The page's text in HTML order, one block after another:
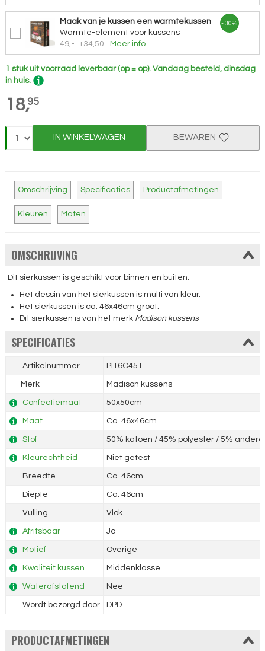
Maak van je kussen een warmtekussen
Warmte-element voor kussens
49,- +34,50 Meer info
- 30%
1 stuk uit voorraad leverbaar (op = op). Vandaag besteld, dinsdag
in huis.
18,95
IN WINKELWAGEN BEWAREN
Omschrijving Specificaties Productafmetingen
Kleuren Maten
OMSCHRIJVING
Dit sierkussen is geschikt voor binnen en buiten.
Het dessin van het sierkussen is multi van kleur.
Het sierkussen is ca. 46x46cm groot.
Dit sierkussen is van het merk Madison kussens
SPECIFICATIES
Artikelnummer PI16C451
Merk Madison kussens
Confectiemaat 50x50cm
Maat Ca. 46x46cm
Stof 50% katoen / 45% polyester / 5%
Kleurechtheid Niet getest
Breedte Ca. 46cm
Diepte Ca. 46cm
Vulling Vlok
Afritsbaar Ja
Motief Overige
Kwaliteit kussen Middenklasse
Waterafstotend Nee
Wordt bezorgd door DPD
PRODUCTAFMETINGEN